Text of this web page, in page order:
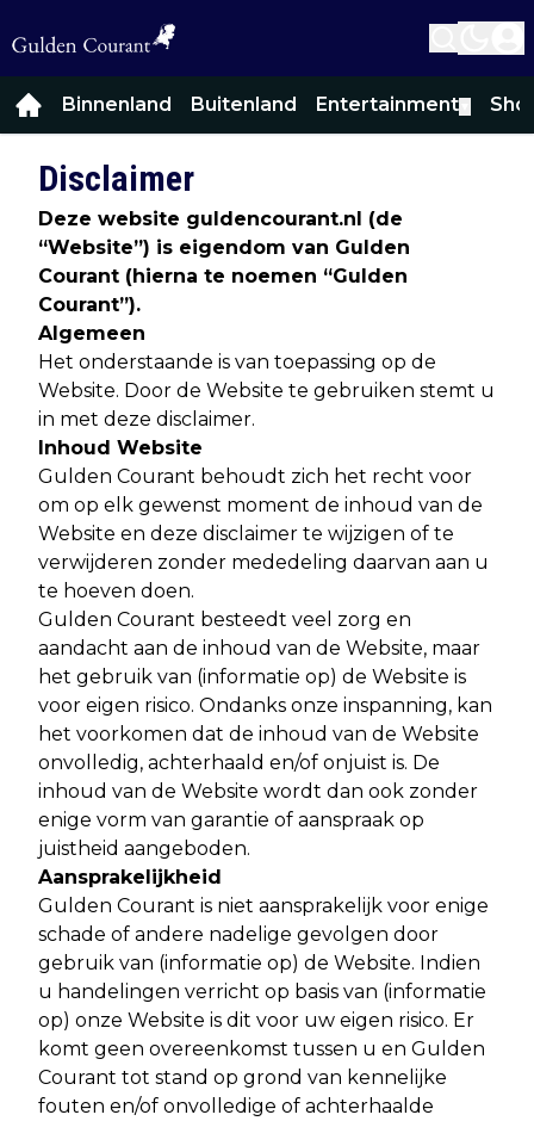
Binnenland Buitenland Entertainment
Disclaimer
Deze website guldencourant.nl (de
“Website”) is eigendom van Gulden
Courant (hierna te noemen “Gulden
Courant”).
Algemeen
Het onderstaande is van toepassing op de
Website. Door de Website te gebruiken stemt u
in met deze disclaimer.
Inhoud Website
Gulden Courant behoudt zich het recht voor
om op elk gewenst moment de inhoud van de
Website en deze disclaimer te wijzigen of te
verwijderen zonder mededeling daarvan aan u
te hoeven doen.
Gulden Courant besteedt veel zorg en
aandacht aan de inhoud van de Website, maar
het gebruik van (informatie op) de Website is
voor eigen risico. Ondanks onze inspanning, kan
het voorkomen dat de inhoud van de Website
onvolledig, achterhaald en/of onjuist is. De
inhoud van de Website wordt dan ook zonder
enige vorm van garantie of aanspraak op
juistheid aangeboden.
Aansprakelijkheid
Gulden Courant is niet aansprakelijk voor enige
schade of andere nadelige gevolgen door
gebruik van (informatie op) de Website. Indien
u handelingen verricht op basis van (informatie
op) onze Website is dit voor uw eigen risico. Er
komt geen overeenkomst tussen u en Gulden
Courant tot stand op grond van kennelijke
fouten en/of onvolledige of achterhaalde